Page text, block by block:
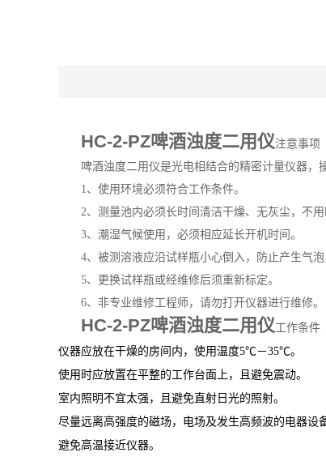
HC-2-PZ啤酒浊度二用仪注意事项
啤酒浊度二用仪是光电相结合的精密计量仪器，
1、使用环境必须符合工作条件。
2、测量池内必须长时间清洁干燥、无灰尘，不用
3、潮湿气候使用，必须相应延长开机时间。
4、被测溶液应沿试样瓶小心倒入，防止产生气泡
5、更换试样瓶或经维修后须重新标定。
6、非专业维修工程师，请勿打开仪器进行维修。
HC-2-PZ啤酒浊度二用仪工作条件
仪器应放在干燥的房间内，使用温度5℃－35℃。
使用时应放置在平整的工作台面上，且避免震动。
室内照明不宜太强，且避免直射日光的照射。
尽量远离高强度的磁场，电场及发生高频波的电器设
避免高温接近仪器。